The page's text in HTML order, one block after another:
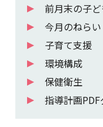
前月末の子
今月のねらい
子育て支援
環境構成
保健衛生
指導計画